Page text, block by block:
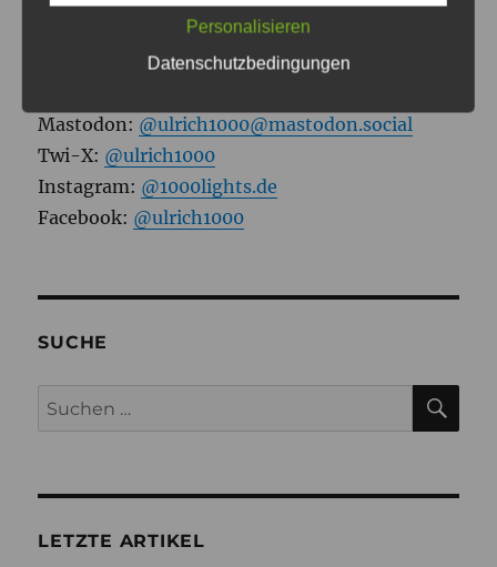
A Light To Remember
Mastodon: @ulrich1000@mastodon.social
Twi-X: @ulrich1000
Instagram: @1000lights.de
Facebook: @ulrich1000
SUCHE
Suchen
nach:
LETZTE ARTIKEL
Personalisieren
Datenschutzbedingungen